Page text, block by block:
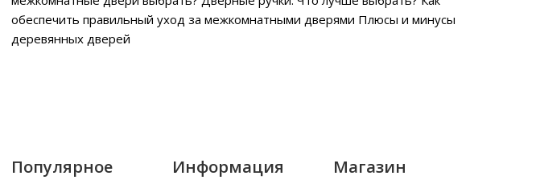
обеспечить правильный уход за межкомнатными дверями Плюсы и минусы
деревянных дверей
Популярное Информация Магазин